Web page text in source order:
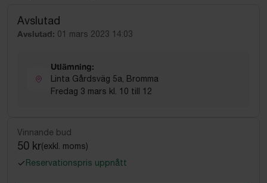
Avslutad
Avslutad: 01 mars 2023 14:03
Utlämning:
Linta Gårdsväg 5a, Bromma
Fredag 3 mars kl. 10 till 12
Vinnande bud
50 kr(exkl. moms)
Reservationspris uppnått